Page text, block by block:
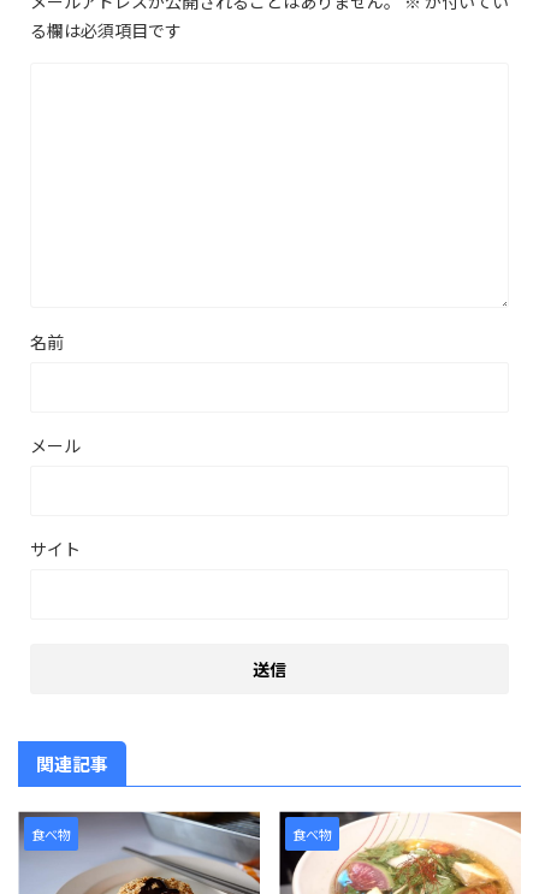
る欄は必須項目です
名前
メール
サイト
関連記事
食べ物 食べ物